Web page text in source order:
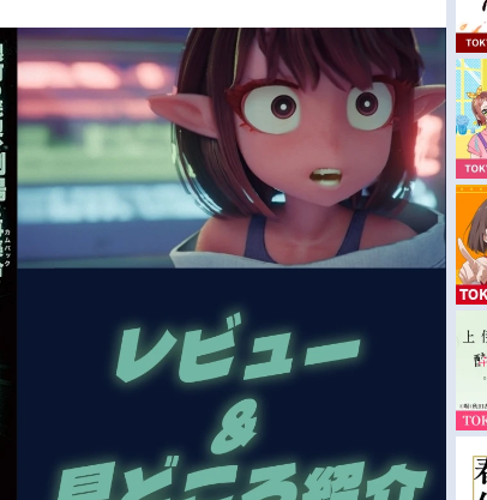
アニメ映画一覧
実写化映画一覧
男性声優/女性声優一覧
今期アニメ曜日別一覧
春アニメ
夏アニメ
FOLLOW US